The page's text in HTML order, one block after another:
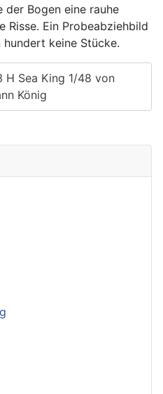
Bogen eine rauhe
Risse. Ein Probeabziehbild
keine Stücke.
H Sea King 1/48 von
König